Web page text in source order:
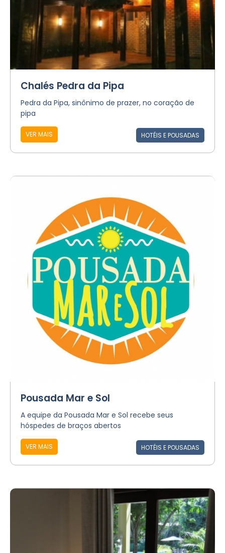
Chalés Pedra da Pipa
Pedra da Pipa, sinônimo de prazer, no coração de
pipa
VER MAIS HOTÉIS E POUSADAS
Pousada Mar e Sol
A equipe da Pousada Mar e Sol recebe seus
hóspedes de braços abertos
VER MAIS HOTÉIS E POUSADAS